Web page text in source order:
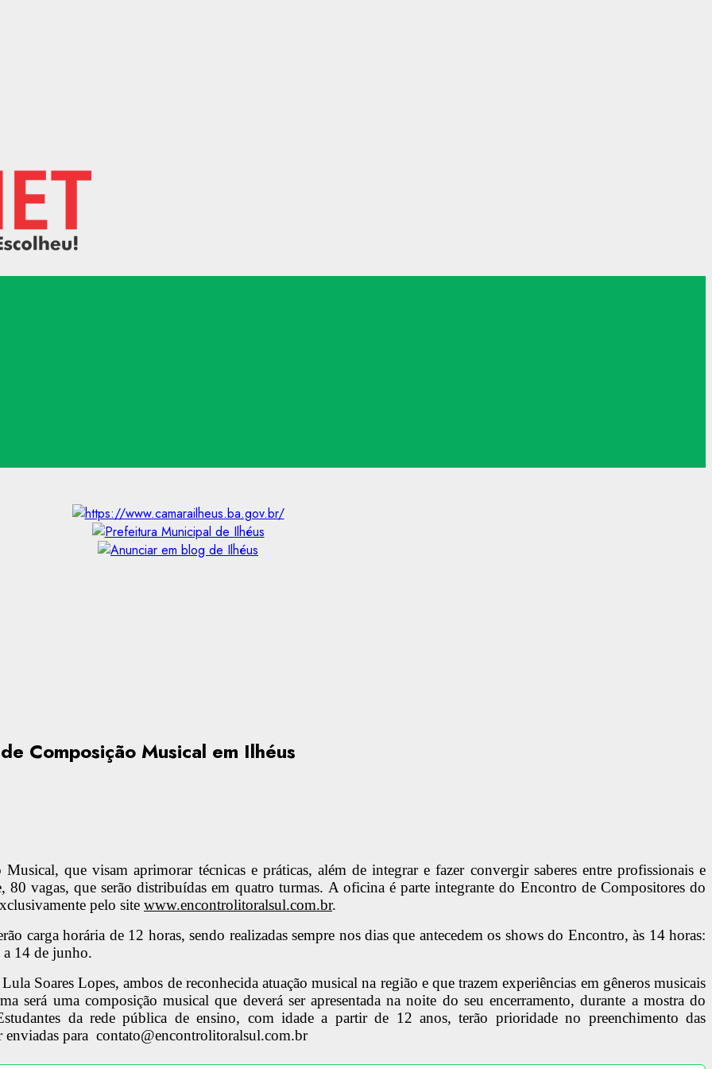
Composição Musical em Ilhéus
que visam aprimorar técnicas e práticas, além de integrar e fazer convergir saberes entre profissionais e
80 vagas, que serão distribuídas em quatro turmas. A oficina é parte integrante do Encontro de Compositores do
pelo site www.encontrolitoralsul.com.br.
carga horária de 12 horas, sendo realizadas sempre nos dias que antecedem os shows do Encontro, às 14 horas:
14 de junho.
Soares Lopes, ambos de reconhecida atuação musical na região e que trazem experiências em gêneros musicais
será uma composição musical que deverá ser apresentada na noite do seu encerramento, durante a mostra do
da rede pública de ensino, com idade a partir de 12 anos, terão prioridade no preenchimento das
para contato@encontrolitoralsul.com.br